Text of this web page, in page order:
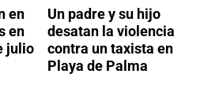
en
en
julio
Un padre y su hijo
desatan la violencia
contra un taxista en
Playa de Palma